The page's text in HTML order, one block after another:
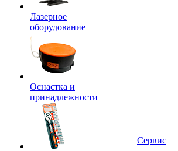
Лазерное
оборудование
Оснастка и
принадлежности
Сервис